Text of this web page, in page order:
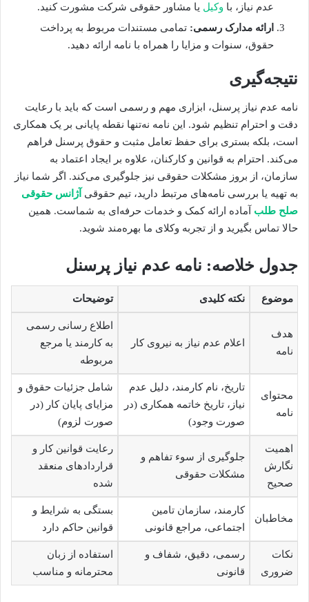
عدم نیاز، با وکیل یا مشاور حقوقی شرکت مشورت کنید.
ارائه مدارک رسمی: تمامی مستندات مربوط به پرداخت
حقوق، سنوات و مزایا را همراه با نامه ارائه دهید.
نتیجه‌گیری
نامه عدم نیاز پرسنل، ابزاری مهم و رسمی است که باید با رعایت
دقت و احترام تنظیم شود. این نامه نه‌تنها نقطه پایانی بر یک همکاری
است، بلکه بستری برای حفظ تعامل مثبت و حقوق پرسنل فراهم
می‌کند. احترام به قوانین و کارکنان، علاوه بر ایجاد اعتماد به
سازمان، از بروز مشکلات حقوقی نیز جلوگیری می‌کند. اگر شما نیاز
به تهیه یا بررسی نامه‌های مرتبط دارید، تیم حقوقی آژانس حقوقی
صلح طلب آماده ارائه کمک و خدمات حرفه‌ای به شماست. همین
حالا تماس بگیرید و از تجربه وکلای ما بهره‌مند شوید.
جدول خلاصه: نامه عدم نیاز پرسنل
موضوع نکته کلیدی توضیحات
هدف
نامه
اعلام عدم نیاز به نیروی کار
اطلاع رسانی رسمی
به کارمند یا مرجع
مربوطه
محتوای
نامه
تاریخ، نام کارمند، دلیل عدم
نیاز، تاریخ خاتمه همکاری (در
صورت وجود)
شامل جزئیات حقوق و
مزایای پایان کار (در
صورت لزوم)
اهمیت
نگارش
صحیح
جلوگیری از سوء تفاهم و
مشکلات حقوقی
رعایت قوانین کار و
قراردادهای منعقد
شده
مخاطبان
کارمند، سازمان تامین
اجتماعی، مراجع قانونی
بستگی به شرایط و
قوانین حاکم دارد
نکات
ضروری
رسمی، دقیق، شفاف و
قانونی
استفاده از زبان
محترمانه و مناسب